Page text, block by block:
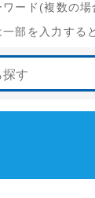
ード(複数の
部を入力する